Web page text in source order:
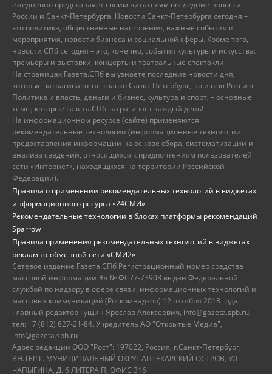
ежедневно представляет своим читателям последние новости
России и Санкт-Петербурга. Новости Санкт-Петербурга сегодня –
это политика, общественные настроения, важные события и
мероприятия, новости бизнеса и социальной сферы. Кроме того,
новости СПб сегодня – это, конечно, события культуры и искусства:
премьеры и выставки, концерты и театральные спектакли.
На страницах Газета.СПб вы узнаете последние новости дня,
которые затрагивают не только Санкт-Петербург, но и всю Россию.
Политика и власть, деньги и бизнес, культура и спорт, – основные
темы, которые Газета.СПб затрагивает каждый день!
На информационном ресурсе (сайте) применяются
рекомендательные технологии (информационные технологии
предоставления информации на основе сбора, систематизации и
анализа сведений, относящихся к предпочтениям пользователей
сети «Интернет», находящихся на территории Российской
Федерации).
Правила о применении рекомендательных технологий в виджетах
информационного ресурса «24СМИ»
Рекомендательные технологии в блоках платформы рекомендаций
Sparrow
Правила применения рекомендательных технологий в виджетах
рекламно-обменной сети «СМИ2»
Сетевое издание Газета.СПб Регистрационный номер средства
массовой информации Эл № ФС77-73908 выдан Федеральной
службой по надзору в сфере связи, информационных технологий и
массовых коммуникаций (Роскомнадзор) 12 октября 2018 года.
Главный редактор Гущин Ярослав Алексеевич, info@gazeta.spb.ru,
тел: +7 (812) 627-21-84. Учредитель АО "Открытые Медиа",
info@gazeta.spb.ru
Адрес редакции ООО "Рост": 197022, Россия, г.Санкт-Петербург,
ВН.ТЕР.Г. МУНИЦИПАЛЬНЫЙ ОКРУГ АПТЕКАРСКИЙ ОСТРОВ, УЛ
ЧАПЫГИНА, Д. 6 ЛИТЕРА П, ОФИС 316